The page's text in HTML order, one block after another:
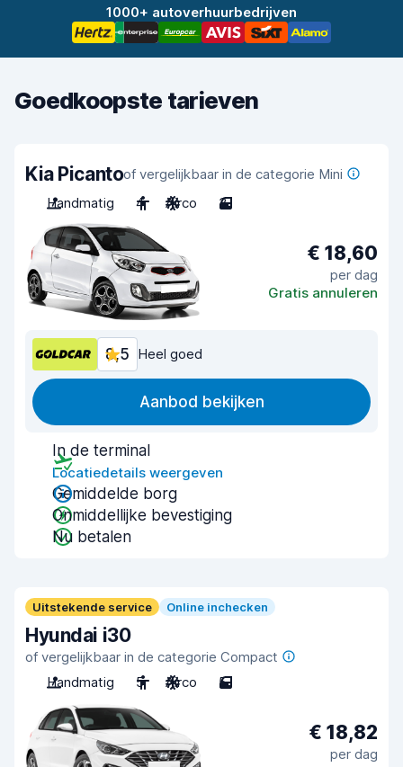
1000+ autoverhuurbedrijven
Goedkoopste tarieven
Kia Picantoof vergelijkbaar in de categorie Mini
Handmatig
4 Airco 3
€ 18,60
per dag
Gratis annuleren
8,5 Heel goed
Aanbod bekijken
In de terminal
Locatiedetails weergeven
Gemiddelde borg
Onmiddellijke bevestiging
Nu betalen
Uitstekende service Online inchecken
Hyundai i30
of vergelijkbaar in de categorie Compact
Handmatig
5 Airco 5
€ 18,82
per dag